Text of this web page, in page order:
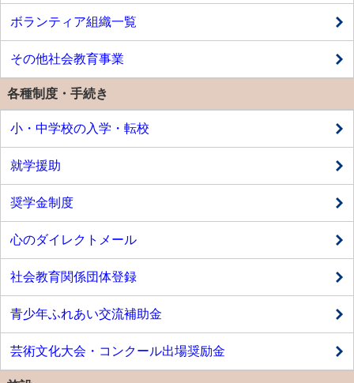
ボランティア組織一覧
その他社会教育事業
各種制度・手続き
小・中学校の入学・転校
就学援助
奨学金制度
心のダイレクトメール
社会教育関係団体登録
青少年ふれあい交流補助金
芸術文化大会・コンクール出場奨励金